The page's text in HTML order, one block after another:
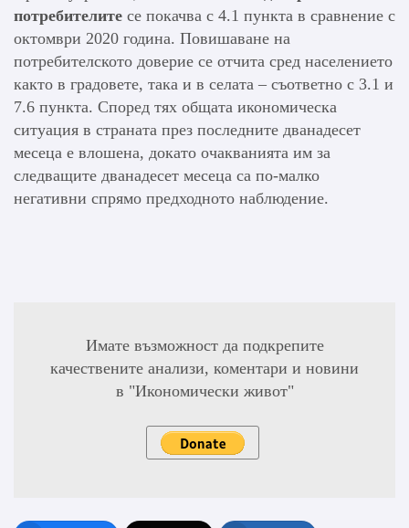
потребителите се покачва с 4.1 пункта в сравнение с
октомври 2020 година. Повишаване на
потребителското доверие се отчита сред населението
както в градовете, така и в селата – съответно с 3.1 и
7.6 пункта. Според тях общата икономическа
ситуация в страната през последните дванадесет
месеца е влошена, докато очакванията им за
следващите дванадесет месеца са по-малко
негативни спрямо предходното наблюдение.
Имате възможност да подкрепите
качествените анализи, коментари и новини
в "Икономически живот"